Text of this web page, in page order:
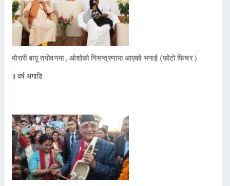
मोरारी बापू तपोवनमा , ओशोको निमन्त्रणामा आएको भनाई (फोटो फिचर )
३ वर्ष अगाडि